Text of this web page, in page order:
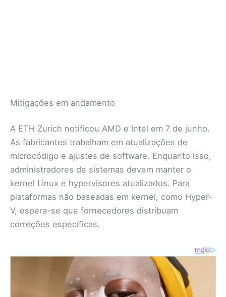
Mitigações em andamento
A ETH Zurich notificou AMD e Intel em 7 de junho.
As fabricantes trabalham em atualizações de
microcódigo e ajustes de software. Enquanto isso,
administradores de sistemas devem manter o
kernel Linux e hypervisores atualizados. Para
plataformas não baseadas em kernel, como Hyper-
V, espera-se que fornecedores distribuam
correções específicas.